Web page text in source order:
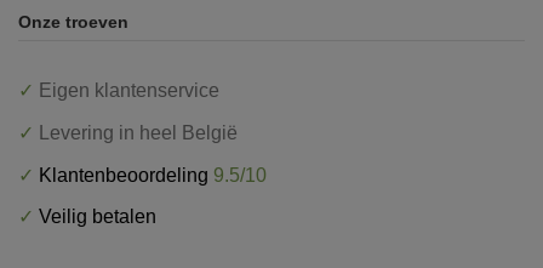
Onze troeven
✓ Eigen klantenservice
✓ Levering in heel België
✓ Klantenbeoordeling 9.5/10
✓ Veilig betalen